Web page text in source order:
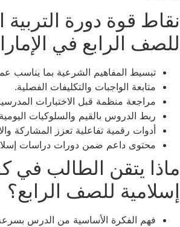
نقاط قوة دورة التربية
للصف الرابع في
تبسيط المفاهيم الشرعية بما يناسب
متابعة الواجبات والتكليفات الفصلية.
مراجعة منظمة قبل الاختبارات
ربط الدروس بالقيم والسلوكيات
أدوات رقمية تفاعلية تعزز المشاركة
محتوى داعم ضمن دورات دراسات
ماذا يتقن الطالب في
إسلامية للصف الرابع؟
فهم الفكرة الأساسية من الدرس